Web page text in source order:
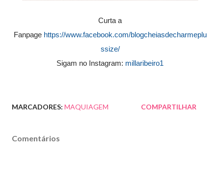
Curta a
Fanpage https://www.facebook.com/blogcheiasdecharmeplu
ssize/
Sigam no Instagram: millaribeiro1
MARCADORES: MAQUIAGEM COMPARTILHAR
Comentários